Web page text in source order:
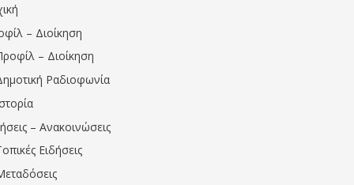
– Διοίκηση
– Διοίκηση
Ραδιοφωνία
– Ανακοινώσεις
Ειδήσεις